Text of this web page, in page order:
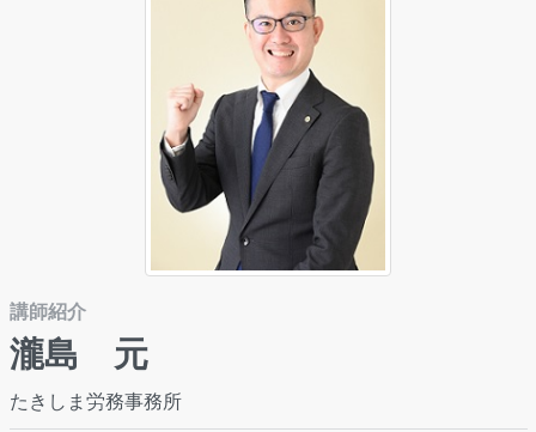
講師紹介
瀧島 元
たきしま労務事務所